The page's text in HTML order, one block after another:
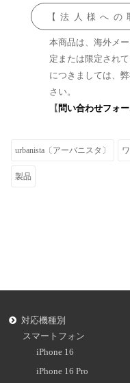
【法人様へ
本商品は、海外メ
定または限定され
につきましては、
さい。
【 問い合わせフォ
urbanista〔アーバニスタ〕
製品
対応機種別
スマートフォン
iPhone 16
iPhone 16 Pro